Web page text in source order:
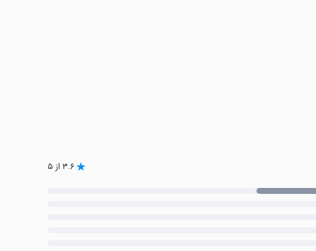
۳.۶ از ۵